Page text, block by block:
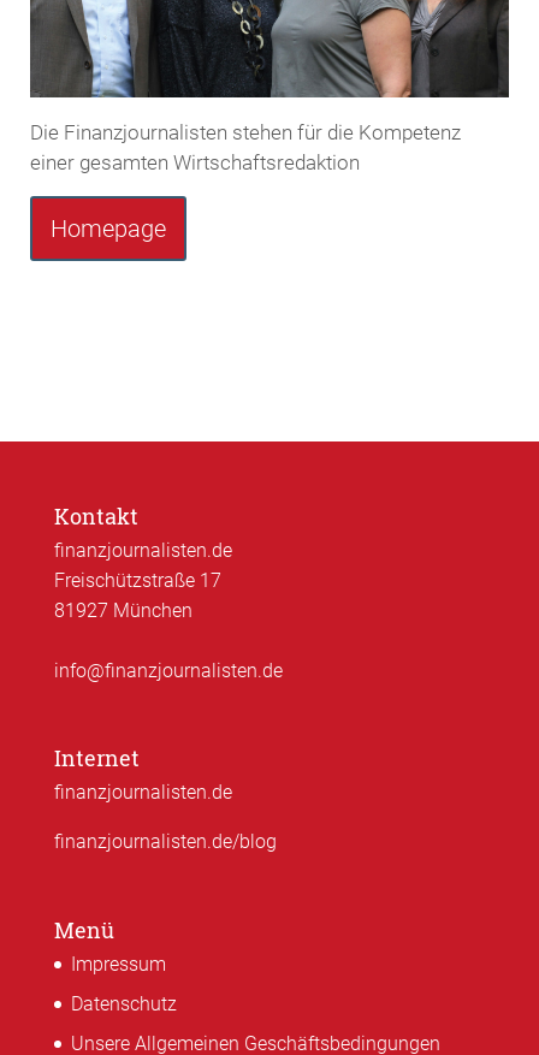
Die Finanzjournalisten stehen für die Kompetenz
einer gesamten Wirtschaftsredaktion
Homepage
Kontakt
finanzjournalisten.de
Freischützstraße 17
81927 München
info@finanzjournalisten.de
Internet
finanzjournalisten.de
finanzjournalisten.de/blog
Menü
Impressum
Datenschutz
Unsere Allgemeinen Geschäftsbedingungen